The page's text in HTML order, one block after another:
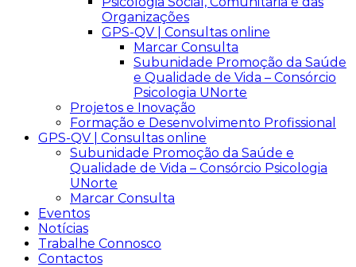
Organizações
GPS-QV | Consultas online
Marcar Consulta
Subunidade Promoção da Saúde
e Qualidade de Vida – Consórcio
Psicologia UNorte
Projetos e Inovação
Formação e Desenvolvimento Profissional
GPS-QV | Consultas online
Subunidade Promoção da Saúde e
Qualidade de Vida – Consórcio Psicologia
UNorte
Marcar Consulta
Eventos
Notícias
Trabalhe Connosco
Contactos